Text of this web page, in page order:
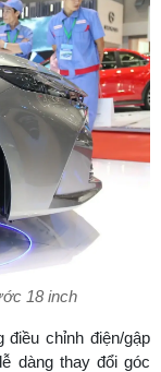
18 inch
chỉnh điện/gập
dàng thay đổi góc